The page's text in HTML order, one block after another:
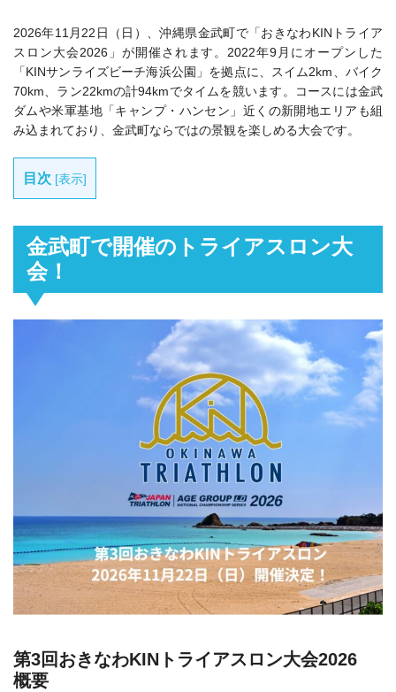
2026年11月22日（日）、沖縄県金武町で「おきなわKINトライア
スロン大会2026」が開催されます。2022年9月にオープンした
「KINサンライズビーチ海浜公園」を拠点に、スイム2km、バイク
70km、ラン22kmの計94kmでタイムを競います。コースには金武
ダムや米軍基地「キャンプ・ハンセン」近くの新開地エリアも組
み込まれており、金武町ならではの景観を楽しめる大会です。
目次 [表示]
金武町で開催のトライアスロン大
会！
第3回おきなわKINトライアスロン大会2026
概要